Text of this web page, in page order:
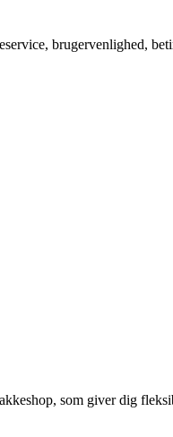
brugervenlighed,
som giver dig